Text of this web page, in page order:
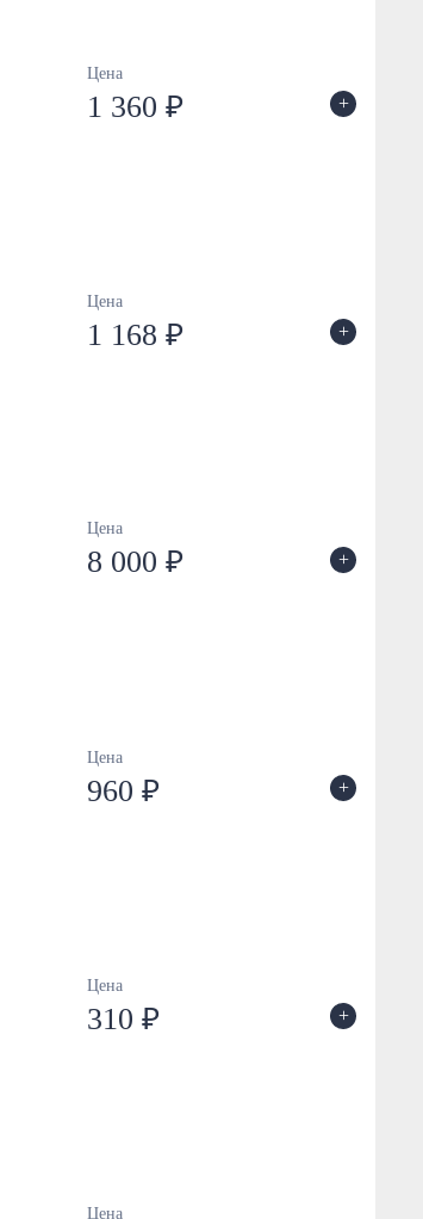
Цена
1 360 ₽ +
Цена
1 168 ₽ +
Цена
8 000 ₽ +
Цена
960 ₽ +
Цена
310 ₽ +
Цена